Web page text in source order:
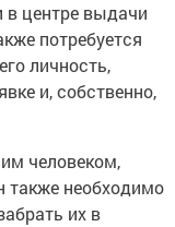
в центре выдачи
потребуется
личность,
и, собственно,
человеком,
необходимо
их в